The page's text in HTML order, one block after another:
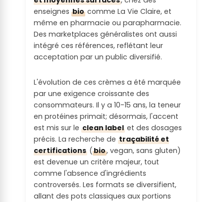
Produit composé en majorité
d'ingrédients à IG bas avec d'autres à IG
moyen
satiété /
Fullness
factor :
De 1 à 2
enseignesbio comme La Vie Claire, et
même en pharmacie ou parapharmacie.
Des marketplaces généralistes ont aussi
intégré ces références, reflétant leur
acceptation par un public diversifié.
L'évolution de ces crèmes a été marquée
par une exigence croissante des
consommateurs. Il y a 10-15 ans, la teneur
en protéines primait; désormais, l'accent
est mis sur leclean label et des dosages
précis. La recherche detraçabilité et
certifications (bio, vegan, sans gluten)
est devenue un critère majeur, tout
comme l'absence d'ingrédients
controversés. Les formats se diversifient,
allant des pots classiques aux portions